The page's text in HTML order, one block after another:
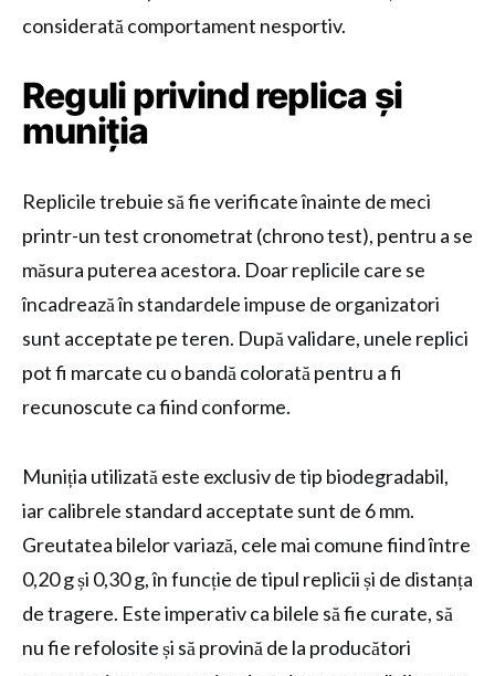
considerată comportament nesportiv.
Reguli privind replica și
muniția
Replicile trebuie să fie verificate înainte de meci
printr-un test cronometrat (chrono test), pentru a se
măsura puterea acestora. Doar replicile care se
încadrează în standardele impuse de organizatori
sunt acceptate pe teren. După validare, unele replici
pot fi marcate cu o bandă colorată pentru a fi
recunoscute ca fiind conforme.
Muniția utilizată este exclusiv de tip biodegradabil,
iar calibrele standard acceptate sunt de 6 mm.
Greutatea bilelor variază, cele mai comune fiind între
0,20 g și 0,30 g, în funcție de tipul replicii și de distanța
de tragere. Este imperativ ca bilele să fie curate, să
nu fie refolosite și să provină de la producători